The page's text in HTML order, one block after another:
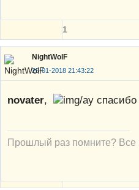
1
NightWolF
25-01-2018 21:43:22
novater,
Прошлый раз помните? Все